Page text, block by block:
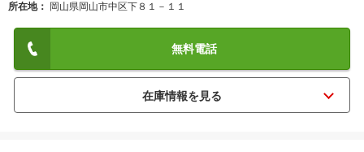
所在地
岡山県岡山市中区下８１－１１
無料電話